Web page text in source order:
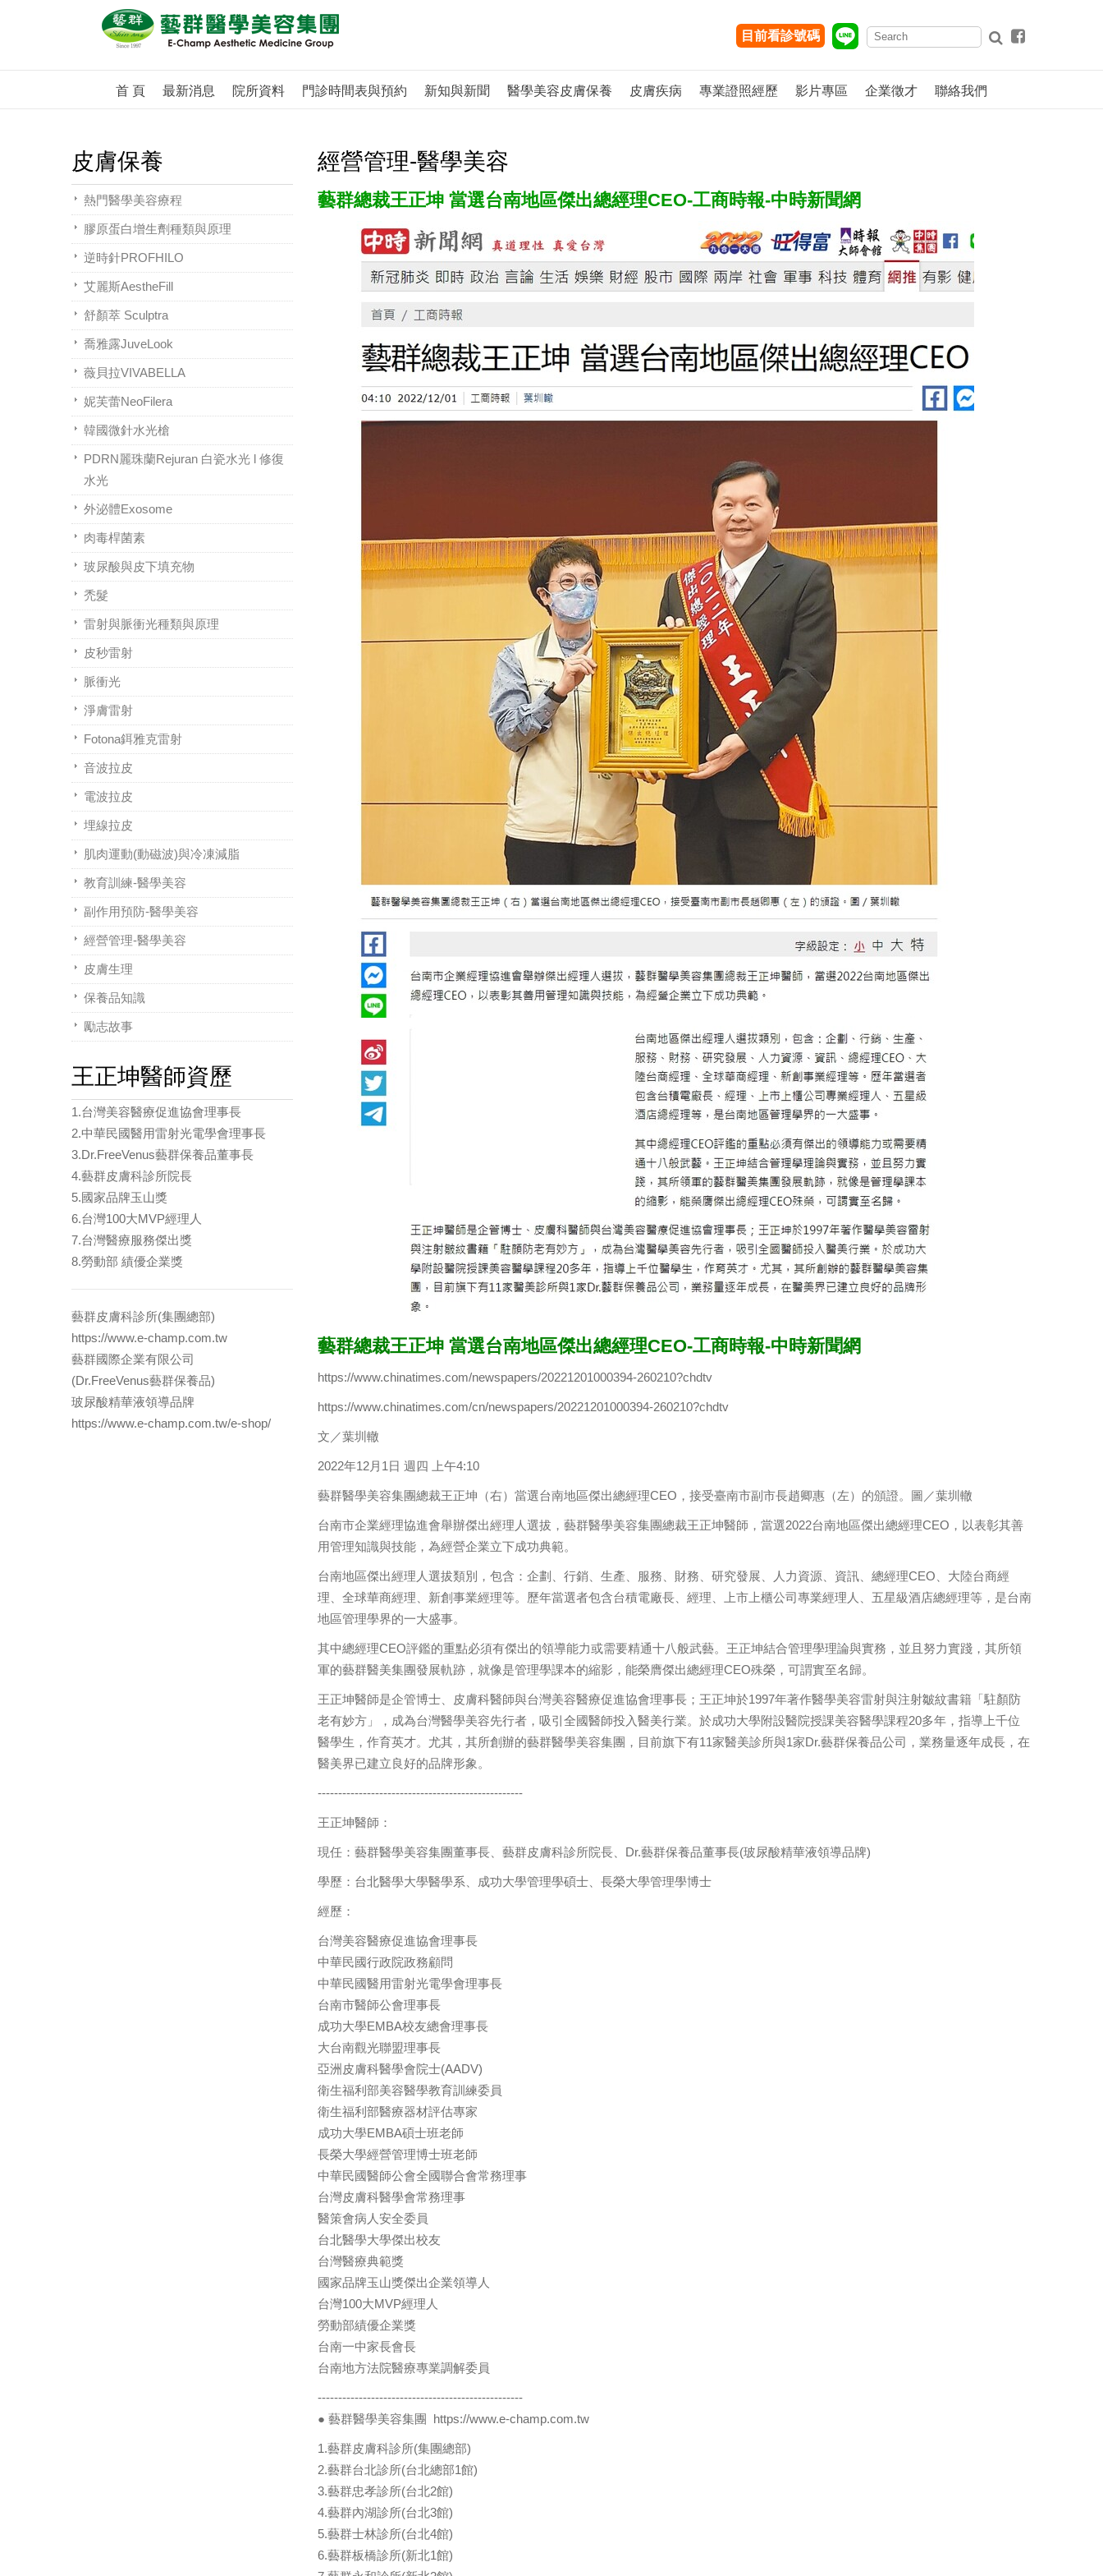
目前看診號碼
首 頁 最新消息 院所資料 門診時間表與預約 新知與新聞 醫學美容皮膚保養 皮膚疾病 專業證照經歷 影片專區 企業徵才 聯絡我們
經營管理-醫學美容
藝群總裁王正坤 當選台南地區傑出總經理CEO-工商時報-中時新聞網
藝群總裁王正坤 當選台南地區傑出總經理CEO-工商時報-中時新聞網
https://www.chinatimes.com/newspapers/20221201000394-260210?chdtv
https://www.chinatimes.com/cn/newspapers/20221201000394-260210?chdtv
文／葉圳轍
2022年12月1日 週四 上午4:10
藝群醫學美容集團總裁王正坤（右）當選台南地區傑出總經理CEO，接受臺南市副市長趙卿惠（左）的頒證。圖／葉圳轍
台南市企業經理協進會舉辦傑出經理人選拔，藝群醫學美容集團總裁王正坤醫師，當選2022台南地區傑出總經理CEO，以表彰其善
用管理知識與技能，為經營企業立下成功典範。
台南地區傑出經理人選拔類別，包含：企劃、行銷、生產、服務、財務、研究發展、人力資源、資訊、總經理CEO、大陸台商經
理、全球華商經理、新創事業經理等。歷年當選者包含台積電廠長、經理、上市上櫃公司專業經理人、五星級酒店總經理等，是台南
地區管理學界的一大盛事。
其中總經理CEO評鑑的重點必須有傑出的領導能力或需要精通十八般武藝。王正坤結合管理學理論與實務，並且努力實踐，其所領
軍的藝群醫美集團發展軌跡，就像是管理學課本的縮影，能榮膺傑出總經理CEO殊榮，可謂實至名歸。
王正坤醫師是企管博士、皮膚科醫師與台灣美容醫療促進協會理事長；王正坤於1997年著作醫學美容雷射與注射皺紋書籍「駐顏防
老有妙方」，成為台灣醫學美容先行者，吸引全國醫師投入醫美行業。於成功大學附設醫院授課美容醫學課程20多年，指導上千位
醫學生，作育英才。尤其，其所創辦的藝群醫學美容集團，目前旗下有11家醫美診所與1家Dr.藝群保養品公司，業務量逐年成長，在
醫美界已建立良好的品牌形象。
--------------------------------------------------
王正坤醫師：
現任：藝群醫學美容集團董事長、藝群皮膚科診所院長、Dr.藝群保養品董事長(玻尿酸精華液領導品牌)
學歷：台北醫學大學醫學系、成功大學管理學碩士、長榮大學管理學博士
經歷：
台灣美容醫療促進協會理事長
中華民國行政院政務顧問
中華民國醫用雷射光電學會理事長
台南市醫師公會理事長
成功大學EMBA校友總會理事長
大台南觀光聯盟理事長
亞洲皮膚科醫學會院士(AADV)
衛生福利部美容醫學教育訓練委員
衛生福利部醫療器材評估專家
成功大學EMBA碩士班老師
長榮大學經營管理博士班老師
中華民國醫師公會全國聯合會常務理事
台灣皮膚科醫學會常務理事
醫策會病人安全委員
台北醫學大學傑出校友
台灣醫療典範獎
國家品牌玉山獎傑出企業領導人
台灣100大MVP經理人
勞動部績優企業獎
台南一中家長會長
台南地方法院醫療專業調解委員
--------------------------------------------------
● 藝群醫學美容集團 https://www.e-champ.com.tw
1.藝群皮膚科診所(集團總部)
2.藝群台北診所(台北總部1館)
3.藝群忠孝診所(台北2館)
4.藝群內湖診所(台北3館)
5.藝群士林診所(台北4館)
6.藝群板橋診所(新北1館)
皮膚保養
熱門醫學美容療程
膠原蛋白增生劑種類與原理
逆時針PROFHILO
艾麗斯AestheFill
舒顏萃 Sculptra
喬雅露JuveLook
薇貝拉VIVABELLA
妮芙蕾NeoFilera
韓國微針水光槍
PDRN麗珠蘭Rejuran 白瓷水光 l 修復
水光
外泌體Exosome
肉毒桿菌素
玻尿酸與皮下填充物
禿髮
雷射與脈衝光種類與原理
皮秒雷射
脈衝光
淨膚雷射
Fotona鉺雅克雷射
音波拉皮
電波拉皮
埋線拉皮
肌肉運動(動磁波)與冷凍減脂
教育訓練-醫學美容
副作用預防-醫學美容
經營管理-醫學美容
皮膚生理
保養品知識
勵志故事
王正坤醫師資歷
1.台灣美容醫療促進協會理事長
2.中華民國醫用雷射光電學會理事長
3.Dr.FreeVenus藝群保養品董事長
4.藝群皮膚科診所院長
5.國家品牌玉山獎
6.台灣100大MVP經理人
7.台灣醫療服務傑出獎
8.勞動部 績優企業獎
藝群皮膚科診所(集團總部)
https://www.e-champ.com.tw
藝群國際企業有限公司
(Dr.FreeVenus藝群保養品)
玻尿酸精華液領導品牌
https://www.e-champ.com.tw/e-shop/